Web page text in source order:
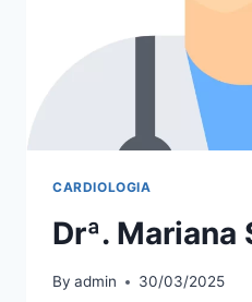
CARDIOLOGIA
Drª. Mariana
By admin 30/03/2025